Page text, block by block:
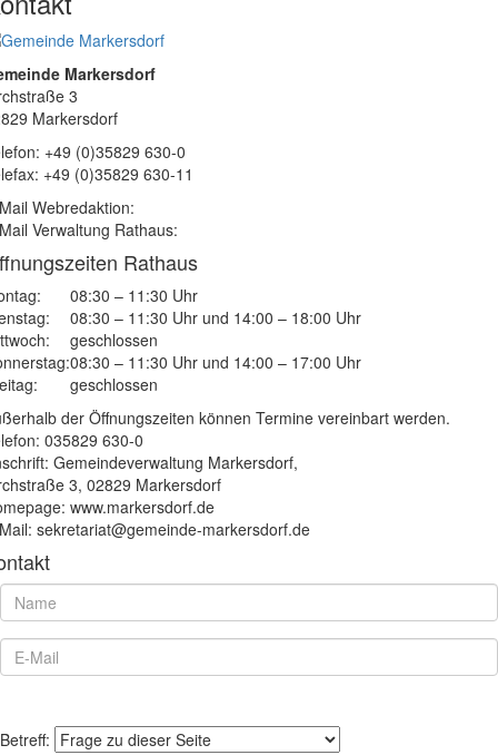
Markersdorf
3
Markersdorf
+49 (0)35829 630-0
+49 (0)35829 630-11
Webredaktion:
Verwaltung Rathaus:
Rathaus
08:30 – 11:30 Uhr
08:30 – 11:30 Uhr und 14:00 – 18:00 Uhr
geschlossen
08:30 – 11:30 Uhr und 14:00 – 17:00 Uhr
geschlossen
der Öffnungszeiten können Termine vereinbart werden.
035829 630-0
Gemeindeverwaltung Markersdorf,
3, 02829 Markersdorf
www.markersdorf.de
sekretariat@gemeinde-markersdorf.de
Betreff: